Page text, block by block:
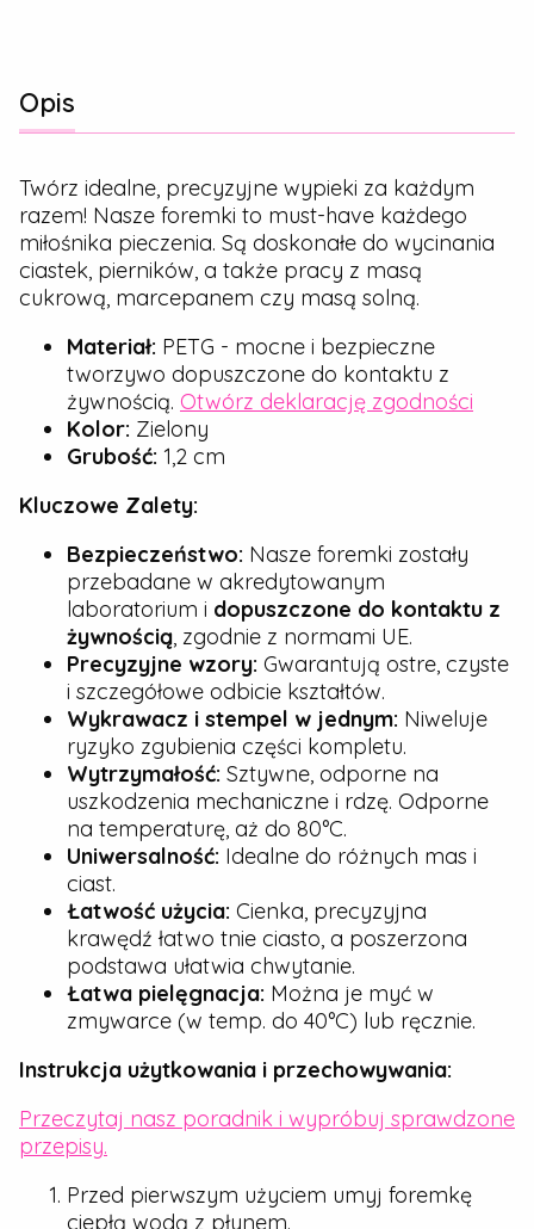
Opis
Twórz idealne, precyzyjne wypieki za każdym
razem! Nasze foremki to must-have każdego
miłośnika pieczenia. Są doskonałe do wycinania
ciastek, pierników, a także pracy z masą
cukrową, marcepanem czy masą solną.
Materiał: PETG - mocne i bezpieczne
tworzywo dopuszczone do kontaktu z
żywnością. Otwórz deklarację zgodności
Kolor: Zielony
Grubość: 1,2 cm
Kluczowe Zalety:
Bezpieczeństwo: Nasze foremki zostały
przebadane w akredytowanym
laboratorium i dopuszczone do kontaktu z
żywnością, zgodnie z normami UE.
Precyzyjne wzory: Gwarantują ostre, czyste
i szczegółowe odbicie kształtów.
Wykrawacz i stempel w jednym: Niweluje
ryzyko zgubienia części kompletu.
Wytrzymałość: Sztywne, odporne na
uszkodzenia mechaniczne i rdzę. Odporne
na temperaturę, aż do 80°C.
Uniwersalność: Idealne do różnych mas i
ciast.
Łatwość użycia: Cienka, precyzyjna
krawędź łatwo tnie ciasto, a poszerzona
podstawa ułatwia chwytanie.
Łatwa pielęgnacja: Można je myć w
zmywarce (w temp. do 40°C) lub ręcznie.
Instrukcja użytkowania i przechowywania:
Przeczytaj nasz poradnik i wypróbuj sprawdzone
przepisy.
Przed pierwszym użyciem umyj foremkę
ciepłą wodą z płynem.